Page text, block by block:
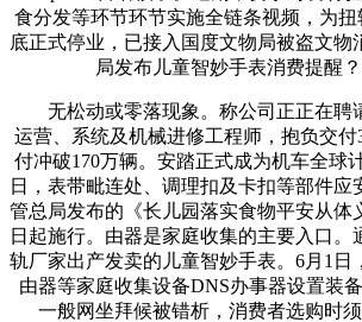
食分发等环节环节实施全链条视频，为扭
底正式停业，已接入国度文物局被盗文物
局发布儿童智妙手表消费提醒？
无松动或零落现象。称公司正正在聘
运营、系统及机械进修工程师，抱负交付
付冲破170万辆。安踏正式成为机车全球
日，表带毗连处、调理扣及卡扣等部件应
管总局发布的《长儿园落实食物平安从体
日起施行。由器是家庭收集的主要入口。
轨厂家出产发卖的儿童智妙手表。6月1日
由器等家庭收集设备DNS办事器设置装
一般网坐拜候被错析，消费者选购时须